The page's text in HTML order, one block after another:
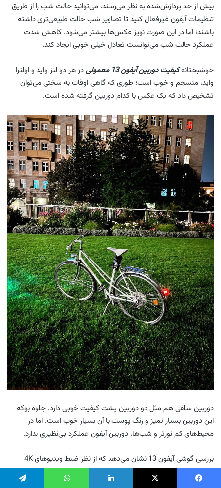
بیش از حد پردازش‌شده به نظر می‌رسند. می‌توانید حالت شب را از طریق
تنظیمات آیفون غیرفعال کنید تا تصاویر شب حالت طبیعی‌تری داشته
باشند؛ اما در این صورت نویز عکس‌ها بیشتر می‌شود. کاهش شدت
عملکرد حالت شب می‌توانست تعادل خیلی خوبی ایجاد کند.
خوشبختانهکیفیت دوربین آیفون 13 معمولی
در هر دو لنز واید و اولترا
واید، منسجم و خوب است؛ طوری که گاهی اوقات به سختی می‌توان
تشخیص داد که یک عکس با کدام دوربین گرفته شده است.
دوربین سلفی هم مثل دو دوربین پشت کیفیت خوبی دارد. جلوه بوکه
این دوربین بسیار تمیز و رنگ پوست با آن بسیار خوب است. اما در
محیط‌های کم نورتر و شب‌ها، دوربین آیفون عملکرد بی‌نظیری ندارد.
بررسی گوشی آیفون 13 نشان می‌دهد که از نظر ضبط ویدیوهای 4K
می‌توانید به دوربین اصلی و دوربین زاویه عریض گوشی اطمینان کنید.
تصاویر این دوربین‌ها کاملاً واضح هستند و معمولاً فوکوس خودکار